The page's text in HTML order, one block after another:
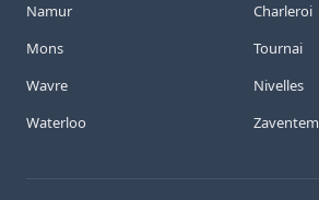
Namur
Charleroi
Mons
Tournai
Wavre
Nivelles
Waterloo
Zaventem